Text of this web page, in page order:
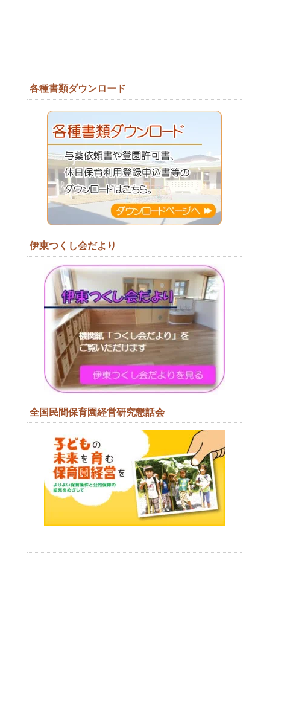
各種書類ダウンロード
伊東つくし会だより
全国民間保育園経営研究懇話会